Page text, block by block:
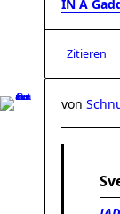
IN A
Zitieren
von